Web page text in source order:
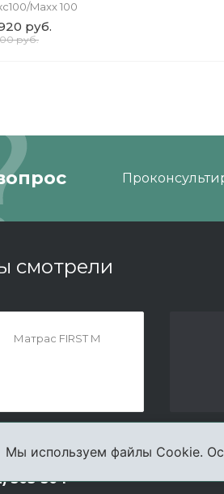
Maxx 100
руб.
руб.
смотрели
Матрас FIRST M
503-504 О
Мы используем файлы Cookie.